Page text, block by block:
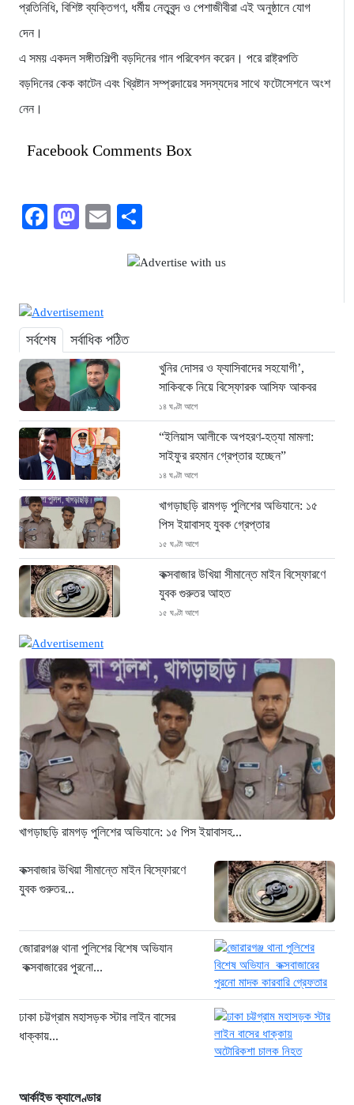
প্রতিনিধি, বিশিষ্ট ব্যক্তিগণ, ধর্মীয় নেতৃবৃন্দ ও পেশাজীবীরা এই অনুষ্ঠানে যোগ
দেন।
এ সময় একদল সঙ্গীতশিল্পী বড়দিনের গান পরিবেশন করেন। পরে রাষ্ট্রপতি
বড়দিনের কেক কাটেন এবং খ্রিষ্টান সম্প্রদায়ের সদস্যদের সাথে ফটোসেশনে অংশ
নেন।
Facebook Comments Box
Facebook
Mastodon
Email
সর্বশেষ সর্বাধিক পঠিত
খুনির দোসর ও ফ্যাসিবাদের সহযোগী’,
সাকিবকে নিয়ে বিস্ফোরক আসিফ আকবর
১৪ ঘণ্টা আগে
“ইলিয়াস আলীকে অপহরণ-হত্যা মামলা:
সাইফুর রহমান গ্রেপ্তার হচ্ছেন”
১৪ ঘণ্টা আগে
খাগড়াছড়ি রামগড় পুলিশের অভিযানে: ১৫
পিস ইয়াবাসহ যুবক গ্রেপ্তার
১৫ ঘণ্টা আগে
কক্সবাজার উখিয়া সীমান্তে মাইন বিস্ফোরণে
যুবক গুরুতর আহত
১৫ ঘণ্টা আগে
কক্সবাজারের পুরনো মাদক কারবারি গ্রেফতার
১৫ ঘণ্টা আগে
ঢাকা চট্টগ্রাম মহাসড়ক স্টার লাইন বাসের
ধাক্কায় অটোরিকশা চালক নিহত
১৫ ঘণ্টা আগে
হামে আরও ৬ শিশুর মৃত্যু, নতুন করে
আক্রান্ত ৮৫ জন
১৮ ঘণ্টা আগে
দেড় বছরে শতাধিক দুর্ঘটনা
‘সচিবালয় অভিমুখে ১১ দলীয় ঐক্যের
পদযাত্রায় পুলিশের বাধা’
নদীদূষণ রোধে কঠোর প্রধানমন্ত্রী: সমন্বিত
উদ্যোগের তাগিদ
খাগড়াছড়ি রামগড় পুলিশের অভিযানে: ১৫ পিস ইয়াবাসহ...
কক্সবাজার উখিয়া সীমান্তে মাইন বিস্ফোরণে
যুবক গুরুতর...
জোরারগঞ্জ থানা পুলিশের বিশেষ অভিযান
কক্সবাজারের পুরনো...
ঢাকা চট্টগ্রাম মহাসড়ক স্টার লাইন বাসের
ধাক্কায়...
আর্কাইভ ক্যালেণ্ডার